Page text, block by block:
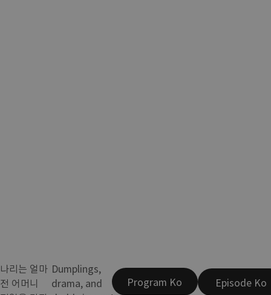
나리는 얼마
전 어머니
Dumplings,
drama, and
Program Ko Episode Ko